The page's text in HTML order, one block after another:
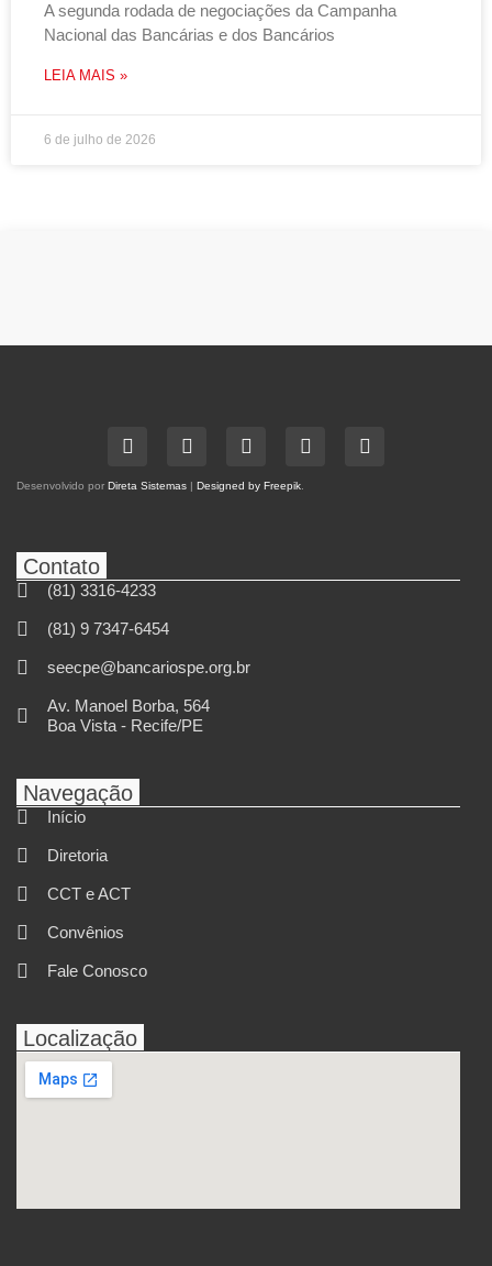
A segunda rodada de negociações da Campanha
Nacional das Bancárias e dos Bancários
LEIA MAIS »
6 de julho de 2026
Desenvolvido por Direta Sistemas | Designed by Freepik
Contato
(81) 3316-4233
(81) 9 7347-6454
seecpe@bancariospe.org.br
Av. Manoel Borba, 564
Boa Vista - Recife/PE
Navegação
Início
Diretoria
CCT e ACT
Convênios
Fale Conosco
Localização